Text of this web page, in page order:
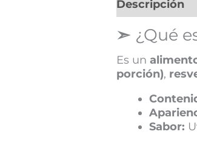
Descripción
➣ ¿Qué
Es un
porción),
Sabor: